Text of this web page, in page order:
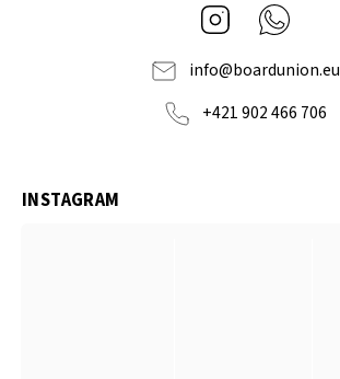
Instagram
info@boardunion.eu
+421 902 466 706
INSTAGRAM